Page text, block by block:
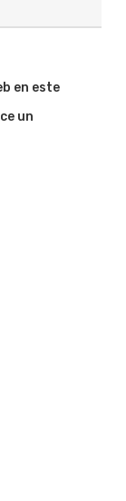
en este
un